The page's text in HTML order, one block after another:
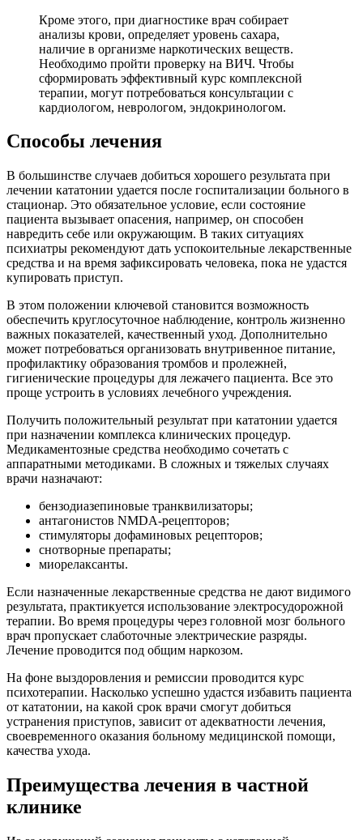
Кроме этого, при диагностике врач собирает
анализы крови, определяет уровень сахара,
наличие в организме наркотических веществ.
Необходимо пройти проверку на ВИЧ. Чтобы
сформировать эффективный курс комплексной
терапии, могут потребоваться консультации с
кардиологом, неврологом, эндокринологом.
Способы лечения
В большинстве случаев добиться хорошего результата при
лечении кататонии удается после госпитализации больного в
стационар. Это обязательное условие, если состояние
пациента вызывает опасения, например, он способен
навредить себе или окружающим. В таких ситуациях
психиатры рекомендуют дать успокоительные лекарственные
средства и на время зафиксировать человека, пока не удастся
купировать приступ.
В этом положении ключевой становится возможность
обеспечить круглосуточное наблюдение, контроль жизненно
важных показателей, качественный уход. Дополнительно
может потребоваться организовать внутривенное питание,
профилактику образования тромбов и пролежней,
гигиенические процедуры для лежачего пациента. Все это
проще устроить в условиях лечебного учреждения.
Получить положительный результат при кататонии удается
при назначении комплекса клинических процедур.
Медикаментозные средства необходимо сочетать с
аппаратными методиками. В сложных и тяжелых случаях
врачи назначают:
бензодиазепиновые транквилизаторы;
антагонистов NMDA-рецепторов;
стимуляторы дофаминовых рецепторов;
снотворные препараты;
миорелаксанты.
Если назначенные лекарственные средства не дают видимого
результата, практикуется использование электросудорожной
терапии. Во время процедуры через головной мозг больного
врач пропускает слаботочные электрические разряды.
Лечение проводится под общим наркозом.
На фоне выздоровления и ремиссии проводится курс
психотерапии. Насколько успешно удастся избавить пациента
от кататонии, на какой срок врачи смогут добиться
устранения приступов, зависит от адекватности лечения,
своевременного оказания больному медицинской помощи,
качества ухода.
Преимущества лечения в частной
клинике